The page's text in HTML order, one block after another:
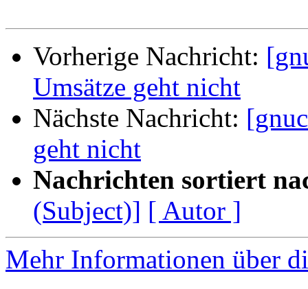
Vorherige Nachricht:
Umsätze geht nicht
Nächste Nachricht:
geht nicht
Nachrichten sortiert
(Subject)] [ Autor ]
Mehr Informationen über